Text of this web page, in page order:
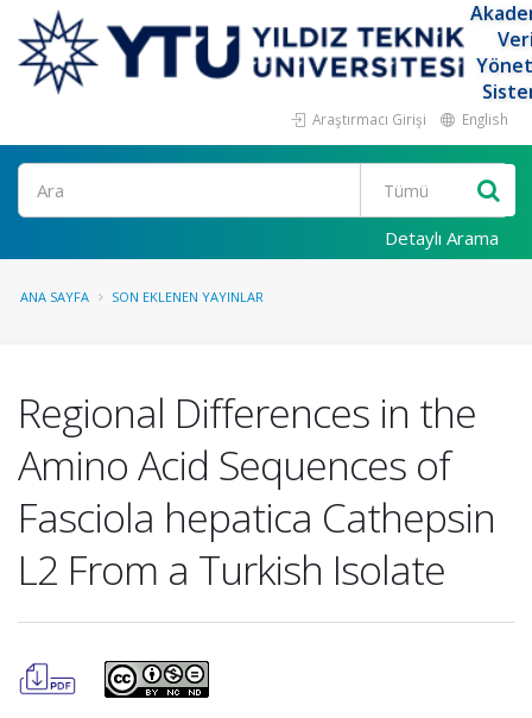
Araştırmacı Girişi English
Ara
Detaylı Arama
ANA SAYFA SON EKLENEN YAYINLAR
Regional Differences in the
Amino Acid Sequences of
Fasciola hepatica Cathepsin
L2 From a Turkish Isolate